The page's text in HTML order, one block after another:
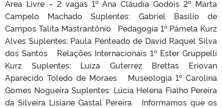
Área Livre – 2 vagas 1º Ana Cláudia Godois 2º Marta
Campelo Machado Suplentes: Gabriel Basílio de
Campos Talita Mastrantônio Pedagogia 1º Pâmela Kurz
Alves Suplentes: Paula Penteado de David Raquel Silva
dos Santos Relações Internacionais 1º Ester Gruppelli
Kurz Suplentes: Luiza Guterrez Brettas Eriovan
Aparecido Toledo de Moraes Museologia 1º Carolina
Gomes Nogueira Suplentes: Lúcia Helena Fialho Pereira
da Silveira Lisiane Gastal Pereira Informamos que os